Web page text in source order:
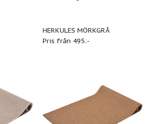
HERKULES MÖRKGRÅ
Pris från 495:-